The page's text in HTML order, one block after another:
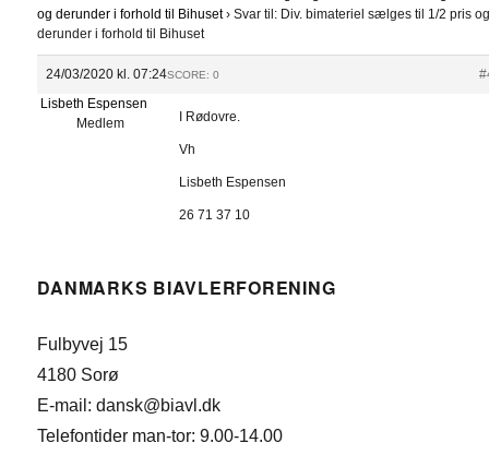
og derunder i forhold til Bihuset › Svar til: Div. bimateriel sælges til 1/2 pris
derunder i forhold til Bihuset
24/03/2020 kl. 07:24SCORE: 0
Lisbeth Espensen
Medlem
I Rødovre.
Vh
Lisbeth Espensen
26 71 37 10
DANMARKS BIAVLERFORENING
Fulbyvej 15
4180 Sorø
E-mail: dansk@biavl.dk
Telefontider man-tor: 9.00-14.00